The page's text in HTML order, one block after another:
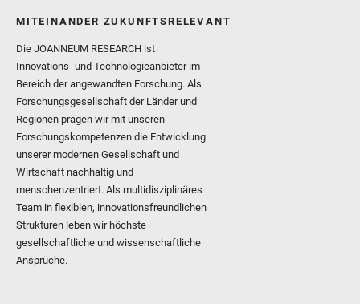
MITEINANDER ZUKUNFTSRELEVANT
Die JOANNEUM RESEARCH ist
Innovations- und Technologieanbieter im
Bereich der angewandten Forschung. Als
Forschungsgesellschaft der Länder und
Regionen prägen wir mit unseren
Forschungskompetenzen die Entwicklung
unserer modernen Gesellschaft und
Wirtschaft nachhaltig und
menschenzentriert. Als multidisziplinäres
Team in flexiblen, innovationsfreundlichen
Strukturen leben wir höchste
gesellschaftliche und wissenschaftliche
Ansprüche.